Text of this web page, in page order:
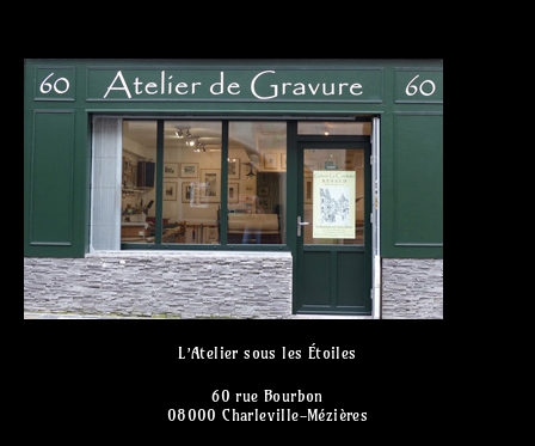
L’Atelier sous les Étoiles
60 rue Bourbon
08000 Charleville-Mézières